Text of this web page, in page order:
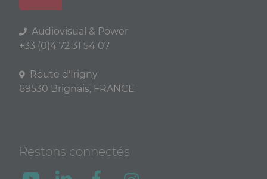
Audiovisual & Power
+33 (0)4 72 31 54 07
Route d'Irigny
69530 Brignais, FRANCE
Restons connectés